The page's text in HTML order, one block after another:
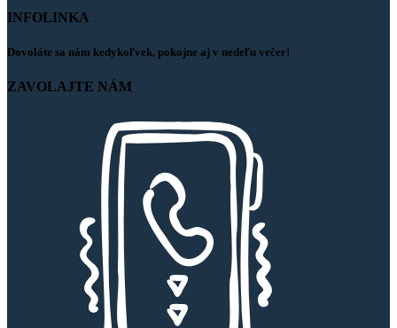
INFOLINKA
Dovoláte sa nám kedykoľvek, pokojne aj v nedeľu večer!
ZAVOLAJTE NÁM